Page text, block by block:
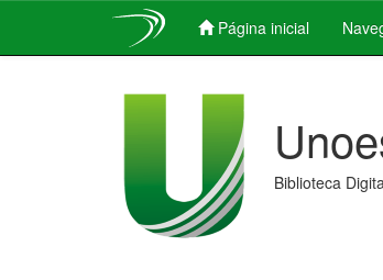
Página inicial
Biblioteca